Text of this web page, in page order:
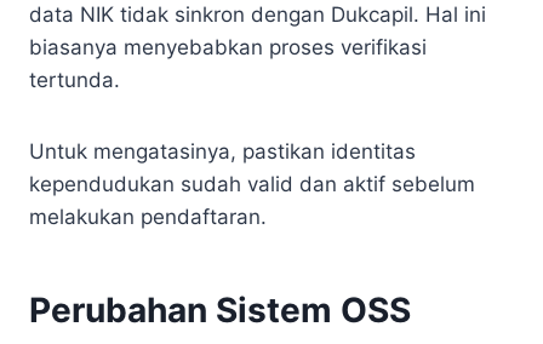
data NIK tidak sinkron dengan Dukcapil. Hal ini
biasanya menyebabkan proses verifikasi
tertunda.
Untuk mengatasinya, pastikan identitas
kependudukan sudah valid dan aktif sebelum
melakukan pendaftaran.
Perubahan Sistem OSS